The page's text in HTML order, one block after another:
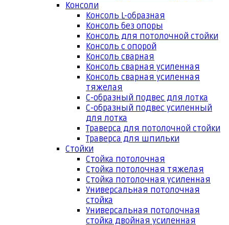
Консоли
Консоль L-образная
Консоль без опоры
Консоль для потолочной стойки
Консоль с опорой
Консоль сварная
Консоль сварная усиленная
Консоль сварная усиленная
тяжелая
С-образный подвес для лотка
С-образный подвес усиленный
для лотка
Траверса для потолочной стойки
Траверса для шпильки
Стойки
Стойка потолочная
Стойка потолочная тяжелая
Стойка потолочная усиленная
Универсальная потолочная
стойка
Универсальная потолочная
стойка двойная усиленная